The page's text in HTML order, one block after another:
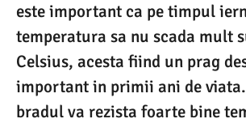
este important ca pe timpul
temperatura sa nu scada mult
Celsius, acesta fiind un prag
important in primii ani de
bradul va rezista foarte bine